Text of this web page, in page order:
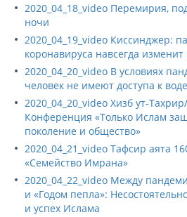
2020_04_18_video Перемирия,
ночи
2020_04_19_video Киссинджер:
коронавируса навсегда
2020_04_20_video В условиях
человек не имеют доступа к
2020_04_20_video Хизб ут-
Конференция «Только Ислам
поколение и общество»
2020_04_21_video Тафсир аята
«Семейство Имрана»
2020_04_22_video Между
и «Годом пепла»:
и успех Ислама